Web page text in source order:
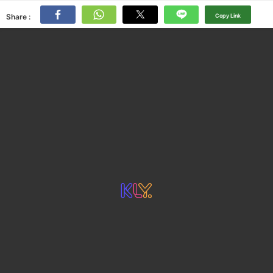
Share : Copy Link